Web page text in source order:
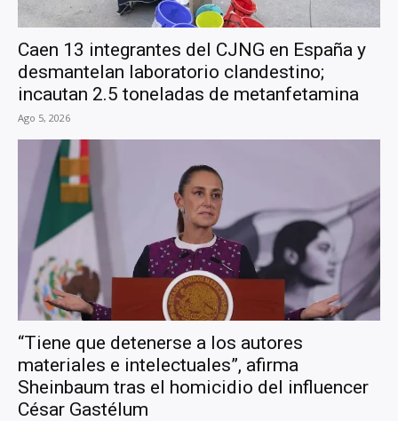
Caen 13 integrantes del CJNG en España y
desmantelan laboratorio clandestino;
incautan 2.5 toneladas de metanfetamina
Ago 5, 2026
“Tiene que detenerse a los autores
materiales e intelectuales”, afirma
Sheinbaum tras el homicidio del influencer
César Gastélum